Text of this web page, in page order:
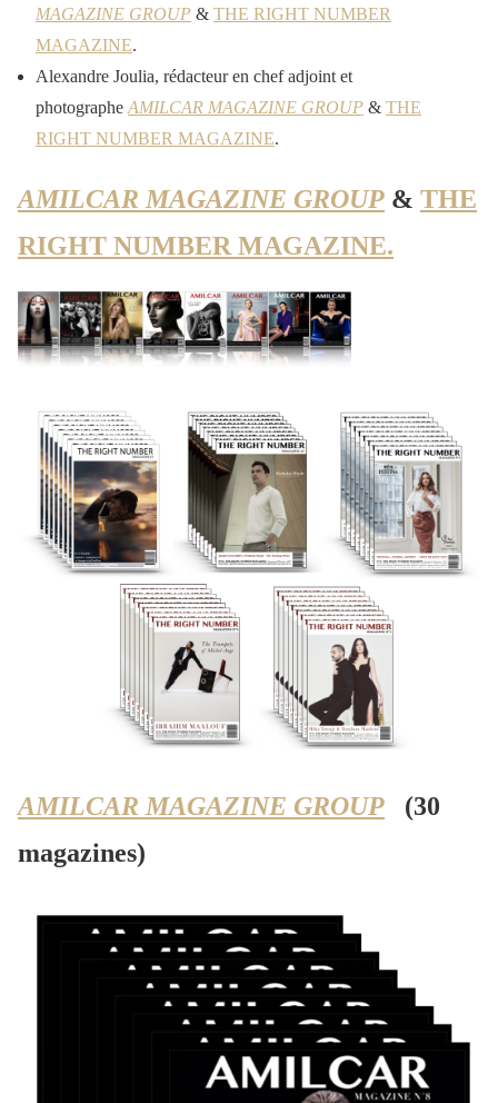
MAGAZINE GROUP & THE RIGHT NUMBER
MAGAZINE.
Alexandre Joulia, rédacteur en chef adjoint et
photographe AMILCAR MAGAZINE GROUP & THE
RIGHT NUMBER MAGAZINE.
AMILCAR MAGAZINE GROUP & THE
RIGHT NUMBER MAGAZINE.
AMILCAR MAGAZINE GROUP
(30
magazines)